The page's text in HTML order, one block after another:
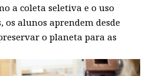
a coleta seletiva e o uso
os alunos aprendem desde
o planeta para as